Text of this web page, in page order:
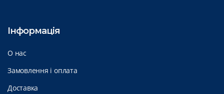
Інформація
О нас
Замовлення і оплата
Доставка